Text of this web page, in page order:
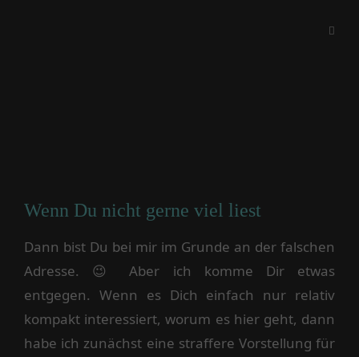
Wenn Du nicht gerne viel liest
Dann bist Du bei mir im Grunde an der falschen
Adresse. 😉 Aber ich komme Dir etwas
entgegen. Wenn es Dich einfach nur relativ
kompakt interessiert, worum es hier geht, dann
habe ich zunächst eine straffere Vorstellung für